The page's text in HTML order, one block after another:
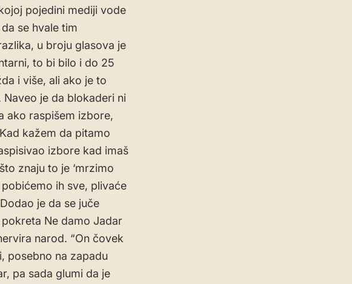
pojedini mediji vode
se hvale tim
u broju glasova je
to bi bilo i do 25
i više, ali ako je to
Naveo je da blokaderi ni
ako raspišem izbore,
kažem da pitamo
izbore kad imaš
znaju to je ‘mrzimo
ih sve, plivaće
je da se juče
Ne damo Jadar
narod. “On čovek
posebno na zapadu
pa sada glumi da je